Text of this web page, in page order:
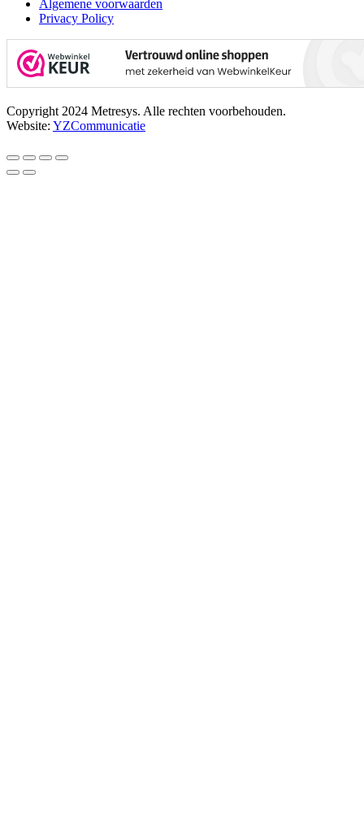
Algemene voorwaarden
Privacy Policy
Copyright 2024 Metresys. Alle rechten voorbehouden.
Website: YZCommunicatie